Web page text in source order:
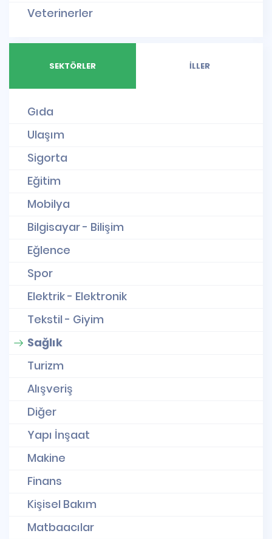
Veterinerler
SEKTÖRLER İLLER
Gıda
Ulaşım
Sigorta
Eğitim
Mobilya
Bilgisayar - Bilişim
Eğlence
Spor
Elektrik - Elektronik
Tekstil - Giyim
Sağlık
Turizm
Alışveriş
Diğer
Yapı İnşaat
Makine
Finans
Kişisel Bakım
Matbaacılar